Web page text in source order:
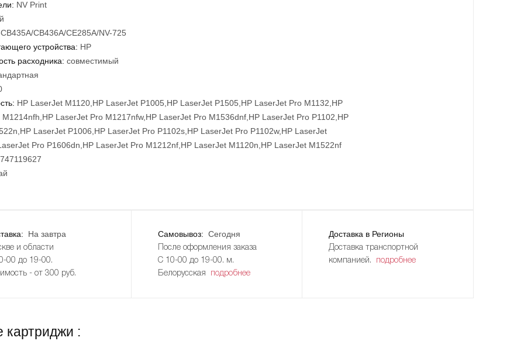
NV Print
CB436A/CE285A/NV-725
устройства: HP
расходника: совместимый
HP LaserJet M1120,HP LaserJet P1005,HP LaserJet P1505,HP LaserJet Pro M1132,HP
LaserJet Pro M1217nfw,HP LaserJet Pro M1536dnf,HP LaserJet Pro P1102,HP
LaserJet P1006,HP LaserJet Pro P1102s,HP LaserJet Pro P1102w,HP LaserJet
Pro P1606dn,HP LaserJet Pro M1212nf,HP LaserJet M1120n,HP LaserJet M1522nf
На завтра
и области
00 до 19-00.
- от 300 руб.
Самовывоз: Сегодня
После оформления заказа
С 10-00 до 19-00. м.
Белорусская
подробнее
Доставка в Регионы
Доставка транспортной
компанией. подробнее
: